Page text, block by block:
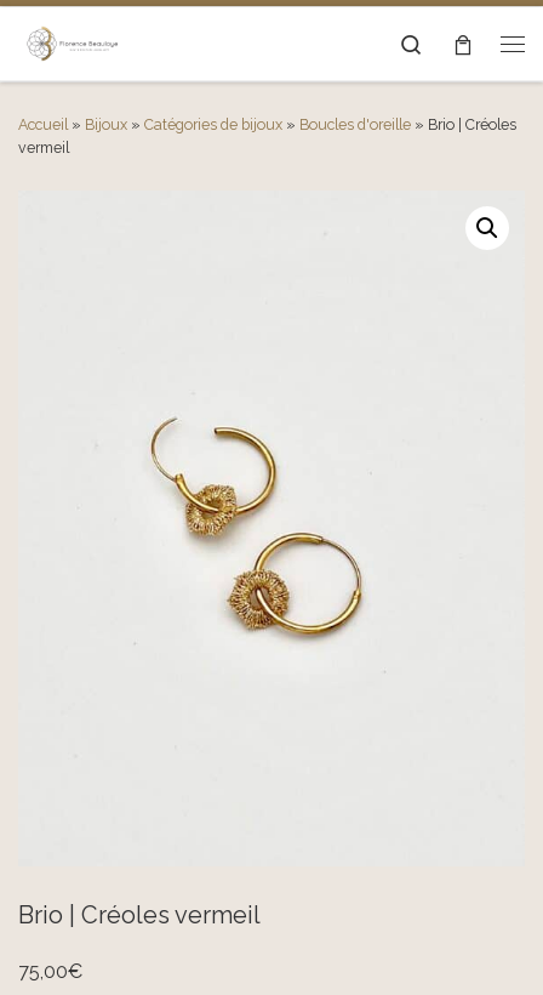
Passer au contenu Search
Accueil » Bijoux » Catégories de bijoux » Boucles d'oreille » Brio | Créoles
vermeil
Brio | Créoles vermeil
75,00€